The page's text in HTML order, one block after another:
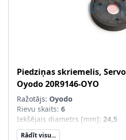
Piedziņas skriemelis,
Oyodo20R9146-OYO
Ražotājs: Oyodo
Rievu skaits: 6
Iekšējais diametrs [mm]: 24,5
Ārējais diametrs [mm]
Rādīt visu...